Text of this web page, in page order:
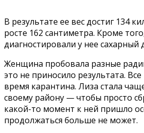
В результате ее вес достиг 134
росте 162 сантиметра. Кроме
диагностировали у нее сахарный
Женщина пробовала разные
это не приносило результата.
время карантина. Лиза стала
своему району — чтобы просто
какой-то момент к ней пришло
продолжаться больше не может.